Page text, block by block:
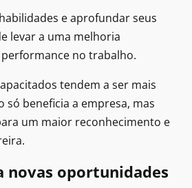
e aprofundar seus
levar a uma melhoria
no trabalho.
tendem a ser mais
só beneficia a empresa, mas
um maior reconhecimento e
novas oportunidades